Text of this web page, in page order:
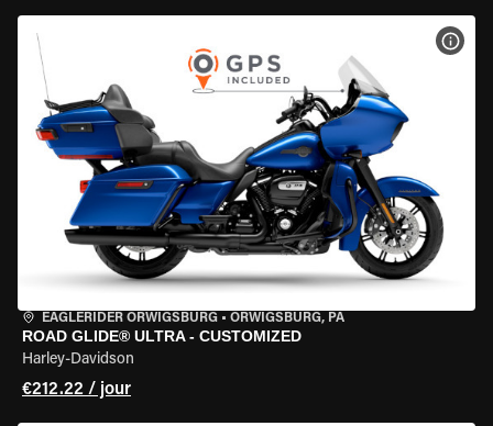
EAGLERIDER ORWIGSBURG • ORWIGSBURG, PA
ROAD GLIDE® ULTRA - CUSTOMIZED
Harley-Davidson
€212.22 / jour